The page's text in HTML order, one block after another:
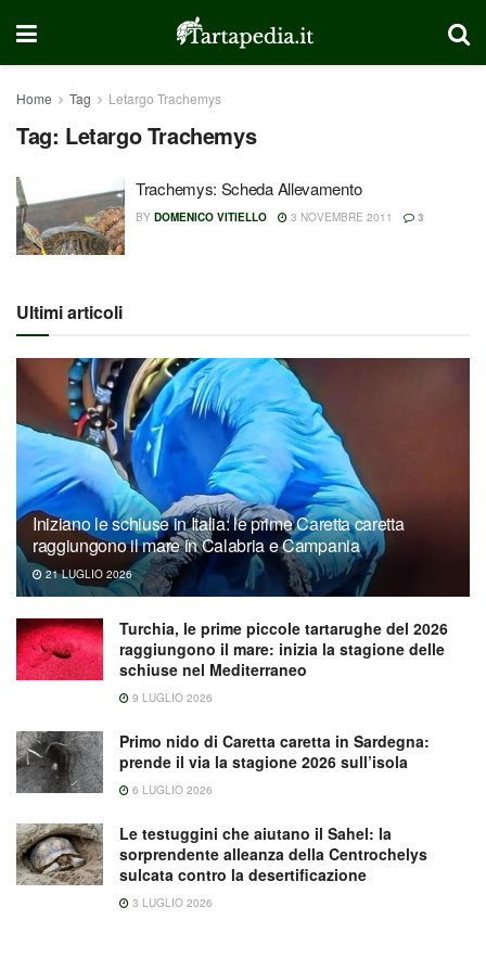
Home Tag Letargo Trachemys
Tag: Letargo Trachemys
Trachemys: Scheda Allevamento
BY DOMENICO VITIELLO 3 NOVEMBRE 2011 3
Ultimi articoli
Iniziano le schiuse in Italia: le prime Caretta caretta
raggiungono il mare in Calabria e Campania
21 LUGLIO 2026
Turchia, le prime piccole tartarughe del 2026
raggiungono il mare: inizia la stagione delle
schiuse nel Mediterraneo
9 LUGLIO 2026
Primo nido di Caretta caretta in Sardegna:
prende il via la stagione 2026 sull’isola
6 LUGLIO 2026
Le testuggini che aiutano il Sahel: la
sorprendente alleanza della Centrochelys
sulcata contro la desertificazione
3 LUGLIO 2026